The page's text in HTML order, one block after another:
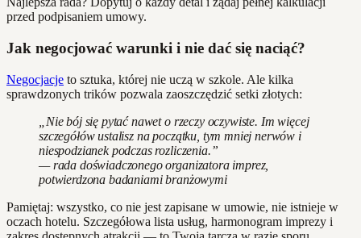
przed podpisaniem umowy.
Jak negocjować warunki i nie dać się naciąć?
Negocjacje to sztuka, której nie uczą w szkole. Ale kilka
sprawdzonych trików pozwala zaoszczędzić setki złotych:
„Nie bój się pytać nawet o rzeczy oczywiste. Im więcej
szczegółów ustalisz na początku, tym mniej nerwów i
niespodzianek podczas rozliczenia.”
— rada doświadczonego organizatora imprez,
potwierdzona badaniami branżowymi
Pamiętaj: wszystko, co nie jest zapisane w umowie, nie istnieje w
oczach hotelu. Szczegółowa lista usług, harmonogram imprezy i